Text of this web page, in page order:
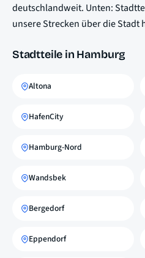
deutschlandweit. Unten:
unsere Strecken über die Stadt
Stadtteile in Hamburg
Altona
HafenCity
Hamburg-Nord
Wandsbek
Bergedorf
Eppendorf